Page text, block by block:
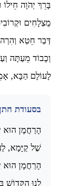
בָּרֵךְ יְהֹוָה חֵילוֹ
מֻצְלָחִים
דְּבַר חֵטְא
וְכָבוֹד מֵעַתָּה
לָעוֹלָם הַבָּא,
בסעודת
הָרַחֲמָן הוּא
שֶׁל קַיָּמָא,
הָרַחֲמָן הוּא
לָנוּ הַקָּדוֹשׁ